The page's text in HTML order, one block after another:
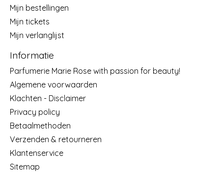
Mijn bestellingen
Mijn tickets
Mijn verlanglijst
Informatie
Parfumerie Marie Rose with passion for beauty!
Algemene voorwaarden
Klachten - Disclaimer
Privacy policy
Betaalmethoden
Verzenden & retourneren
Klantenservice
Sitemap